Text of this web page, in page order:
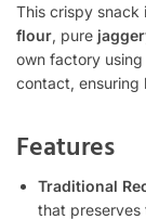
This crispy
flour, pure
own factory
contact, ensuring
Features
Traditional
that preserves